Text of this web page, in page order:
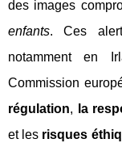
des images
enfants. Ces
notamment en
Commission
régulation, la
et les risques